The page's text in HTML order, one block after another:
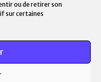
ou de retirer son
sur certaines